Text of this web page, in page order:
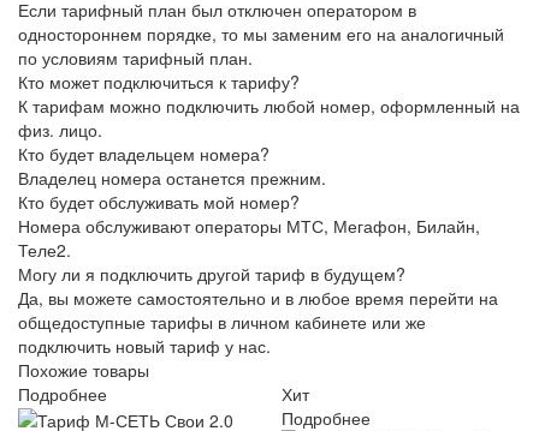
Если тарифный план был отключен оператором в
одностороннем порядке, то мы заменим его на аналогичный
по условиям тарифный план.
Кто может подключиться к тарифу?
К тарифам можно подключить любой номер, оформленный на
физ. лицо.
Кто будет владельцем номера?
Владелец номера останется прежним.
Кто будет обслуживать мой номер?
Номера обслуживают операторы МТС, Мегафон, Билайн,
Теле2.
Могу ли я подключить другой тариф в будущем?
Да, вы можете самостоятельно и в любое время перейти на
общедоступные тарифы в личном кабинете или же
подключить новый тариф у нас.
Похожие товары
Подробнее
Хит
Подробнее